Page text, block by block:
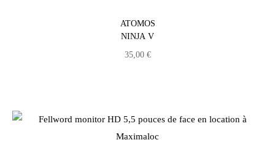
ATOMOS
NINJA V
35,00 €